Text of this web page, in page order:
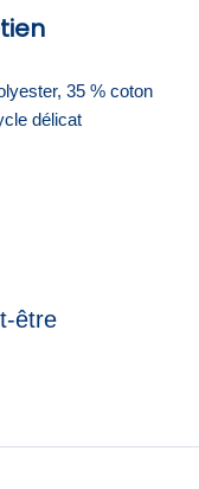
35 % coton
délicat
être